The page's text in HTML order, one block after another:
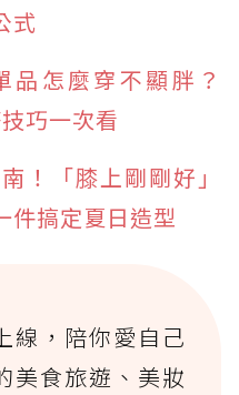
式
品怎麼穿不顯胖？
巧一次看
！「膝上剛剛好」
件搞定夏日造型
線，陪你愛自己
美食旅遊、美妝